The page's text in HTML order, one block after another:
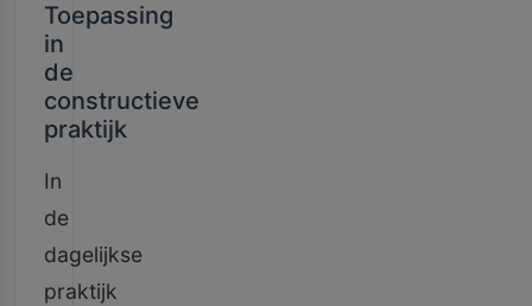
Toepassing
in
de
constructieve
praktijk
In
de
dagelijkse
praktijk